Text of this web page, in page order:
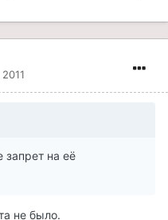
запрет на её
не было.